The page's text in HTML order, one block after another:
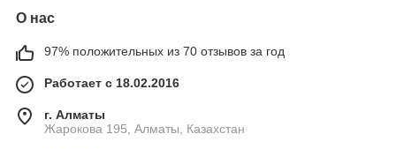
О нас
97% положительных из 70 отзывов за год
Работает с 18.02.2016
г. Алматы
Жарокова 195, Алматы, Казахстан